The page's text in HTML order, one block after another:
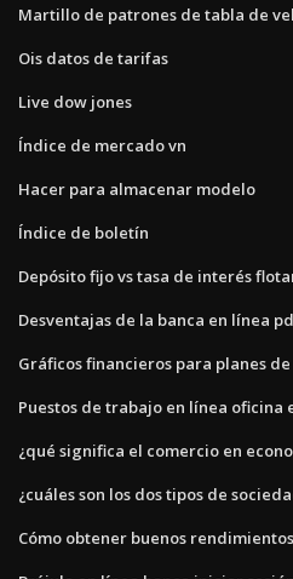
Martillo de patrones de tabla de
Ois datos de tarifas
Live dow jones
Índice de mercado vn
Hacer para almacenar modelo
Índice de boletín
Depósito fijo vs tasa de interés
Desventajas de la banca en línea
Gráficos financieros para planes
Puestos de trabajo en línea oficina
¿qué significa el comercio en
¿cuáles son los dos tipos de
Cómo obtener buenos